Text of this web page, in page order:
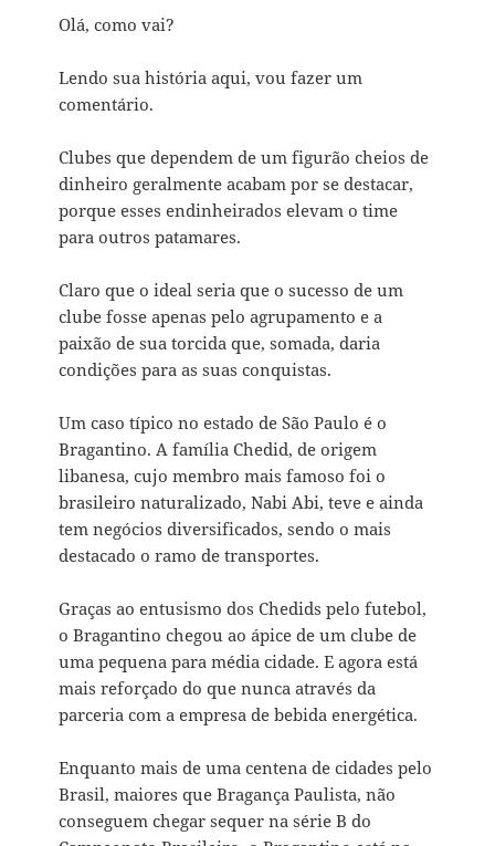
Olá, como vai?
Lendo sua história aqui, vou fazer um
comentário.
Clubes que dependem de um figurão cheios de
dinheiro geralmente acabam por se destacar,
porque esses endinheirados elevam o time
para outros patamares.
Claro que o ideal seria que o sucesso de um
clube fosse apenas pelo agrupamento e a
paixão de sua torcida que, somada, daria
condições para as suas conquistas.
Um caso típico no estado de São Paulo é o
Bragantino. A família Chedid, de origem
libanesa, cujo membro mais famoso foi o
brasileiro naturalizado, Nabi Abi, teve e ainda
tem negócios diversificados, sendo o mais
destacado o ramo de transportes.
Graças ao entusismo dos Chedids pelo futebol,
o Bragantino chegou ao ápice de um clube de
uma pequena para média cidade. E agora está
mais reforçado do que nunca através da
parceria com a empresa de bebida energética.
Enquanto mais de uma centena de cidades pelo
Brasil, maiores que Bragança Paulista, não
conseguem chegar sequer na série B do